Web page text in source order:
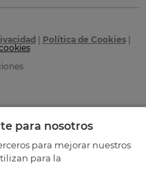
Política de Cookies|
para nosotros
para mejorar nuestros
para la